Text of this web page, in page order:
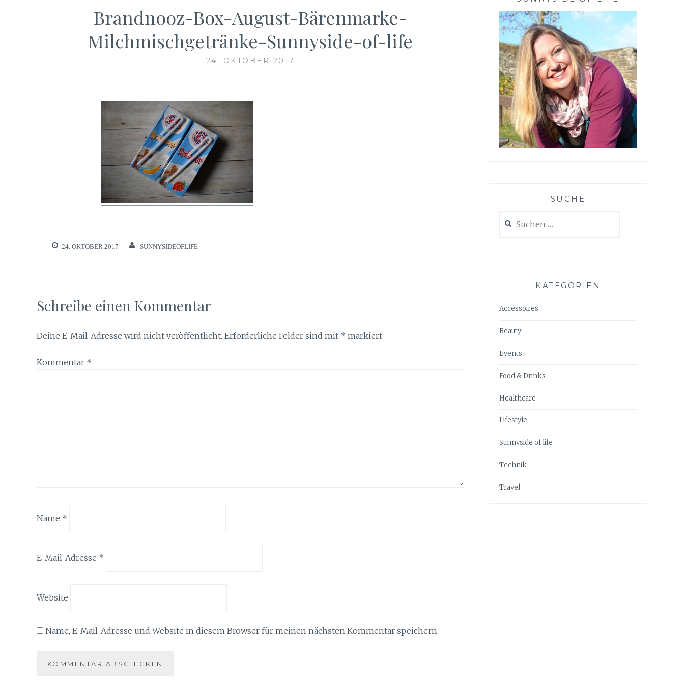
Brandnooz-Box-August-Bärenmarke-
Milchmischgetränke-Sunnyside-of-life
24. OKTOBER 2017
24. OKTOBER 2017 SUNNYSIDEOFLIFE
Schreibe einen Kommentar
Deine E-Mail-Adresse wird nicht veröffentlicht. Erforderliche Felder sind mit * markiert
Kommentar *
Name *
E-Mail-Adresse *
Website
Name, E-Mail-Adresse und Website in diesem Browser für meinen nächsten Kommentar speichern.
SUCHE
nach:
KATEGORIEN
Accessoires
Beauty
Events
Food & Drinks
Healthcare
Lifestyle
Sunnyside of life
Technik
Travel